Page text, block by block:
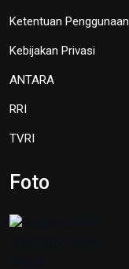
Ketentuan Penggunaan
Kebijakan Privasi
ANTARA
RRI
TVRI
Foto